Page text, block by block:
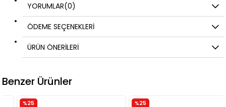
YORUMLAR(0)
ÖDEME SEÇENEKLERI
ÜRÜN ÖNERILERI
Benzer Ürünler